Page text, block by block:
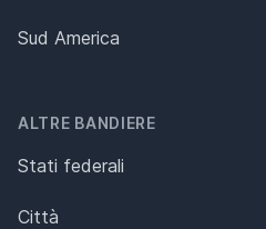
Sud America
ALTRE BANDIERE
Stati federali
Città